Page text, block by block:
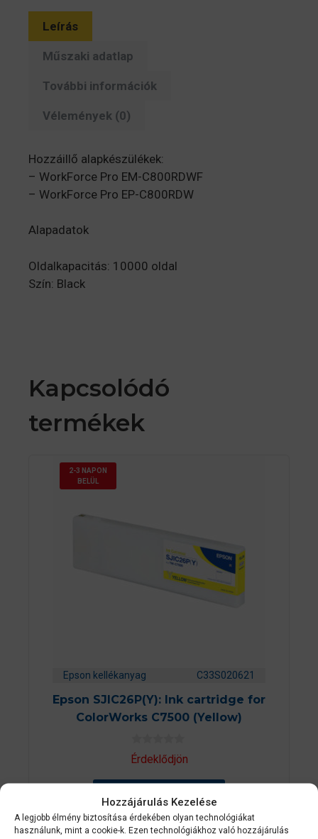
Hozzájárulás Kezelése
A legjobb élmény biztosítása érdekében olyan technológiákat
használunk, mint a cookie-k. Ezen technológiákhoz való hozzájárulás
Leírás
Műszaki adatlap
További információk
Vélemények (0)
Hozzáillő alapkészülékek:
– WorkForce Pro EM-C800RDWF
– WorkForce Pro EP-C800RDW
Alapadatok
Oldalkapacitás: 10000 oldal
Szín: Black
Kapcsolódó
termékek
2-3 NAPON
BELÜL
Epson kellékanyag C33S020621
Epson SJIC26P(Y): Ink cartridge for
ColorWorks C7500 (Yellow)
0
a
5
b
ő
l
Érdeklődjön
AJÁNLATOT KÉREK